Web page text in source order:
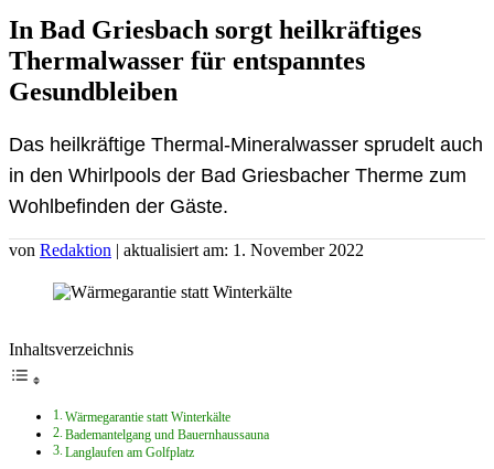
In Bad Griesbach sorgt heilkräftiges
Thermalwasser für entspanntes
Gesundbleiben
Das heilkräftige Thermal-Mineralwasser sprudelt auch
in den Whirlpools der Bad Griesbacher Therme zum
Wohlbefinden der Gäste.
von Redaktion | aktualisiert am: 1. November 2022
Inhaltsverzeichnis
Wärmegarantie statt Winterkälte
Bademantelgang und Bauernhaussauna
Langlaufen am Golfplatz